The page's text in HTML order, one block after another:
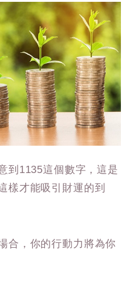
到1135這個數字，這是
樣才能吸引財運的到
合，你的行動力將為你